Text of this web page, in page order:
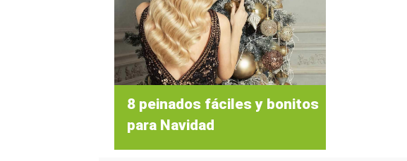
8 peinados fáciles y bonitos
para Navidad